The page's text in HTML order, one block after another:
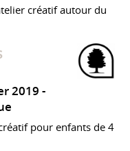
créatif autour du
2019
pour enfants de 4